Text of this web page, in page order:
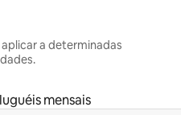
a determinadas
mensais